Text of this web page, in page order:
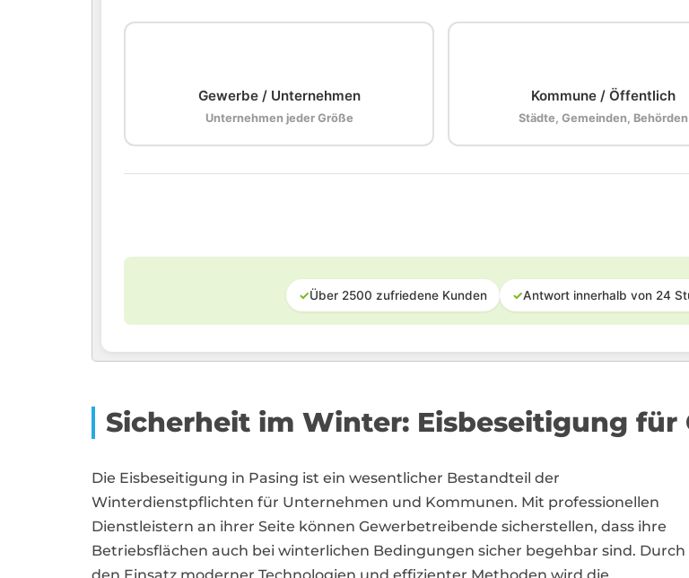
Gewerbe / Unternehmen
Unternehmen jeder Größe
Kommune / Öffentlich
Städte, Gemeinden, Behörden
✓Über 2500 zufriedene Kunden ✓Antwort innerhalb von 24
Sicherheit im Winter: Eisbeseitigung für
Die Eisbeseitigung in Pasing ist ein wesentlicher Bestandteil der
Winterdienstpflichten für Unternehmen und Kommunen. Mit professionellen
Dienstleistern an ihrer Seite können Gewerbetreibende sicherstellen, dass ihre
Betriebsflächen auch bei winterlichen Bedingungen sicher begehbar sind. Durch